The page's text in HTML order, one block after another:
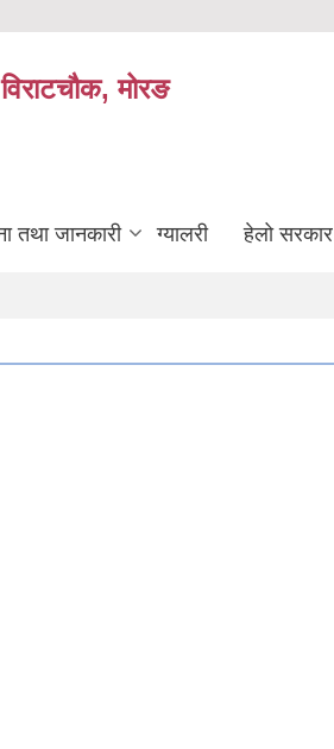
मोरङ
तथा जानकारी ग्यालरी हेलो सरकार